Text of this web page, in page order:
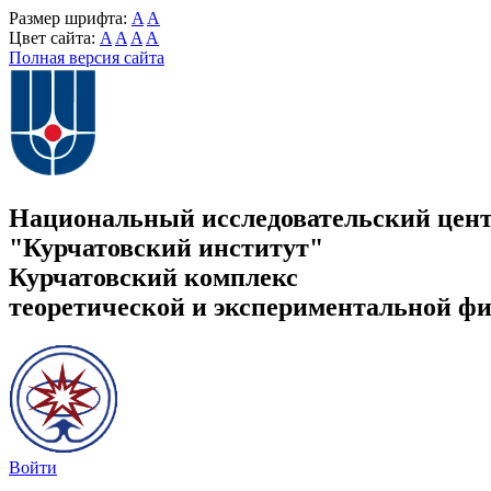
Размер шрифта: A A
Цвет сайта: A A A A
Полная версия сайта
Национальный исследовательский
"Курчатовский институт"
Курчатовский комплекс
теоретической и экспериментальной
Войти